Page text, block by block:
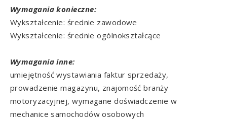
Wymagania konieczne:
Wykształcenie: średnie zawodowe
Wykształcenie: średnie ogólnokształcące
Wymagania inne:
umiejętność wystawiania faktur sprzedaży,
prowadzenie magazynu, znajomość branży
motoryzacyjnej, wymagane doświadczenie w
mechanice samochodów osobowych